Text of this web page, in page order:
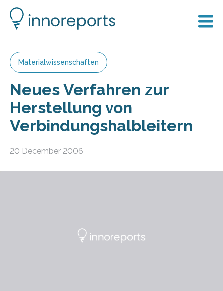
Materialwissenschaften
Neues Verfahren zur
Herstellung von
Verbindungshalbleitern
20 December 2006